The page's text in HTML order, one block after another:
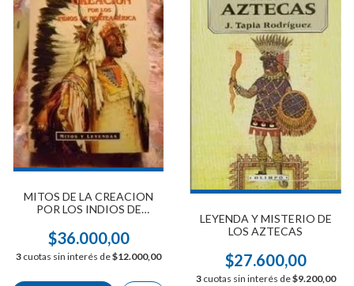
MITOS DE LA CREACION
POR LOS INDIOS DE
$36.000,00
3 cuotas sin interés de$12.000,00
LEYENDA Y MISTERIO DE
LOS AZTECAS
$27.600,00
3 cuotas sin interés de$9.200,00